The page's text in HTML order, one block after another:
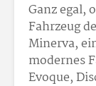
Ganz egal,
Fahrzeug
Minerva,
modernes
Evoque,